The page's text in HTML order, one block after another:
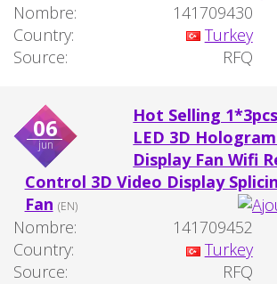
Nombre:
141709430
Country:
Turkey
Source:
RFQ
06
jun
Hot Selling
LED 3D
Display Fan Wifi
Control 3D Video Display
Fan (EN)
Nombre:
141709452
Country:
Turkey
Source:
RFQ